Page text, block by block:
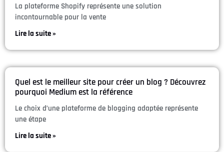
La plateforme Shopify représente une solution
incontournable pour la vente
Lire la suite »
Quel est le meilleur site pour créer un blog ? Découvrez
pourquoi Medium est la référence
Le choix d’une plateforme de blogging adaptée représente
une étape
Lire la suite »